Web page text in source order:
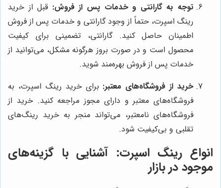
توجه به گارانتی و خدمات پس از فروش: قبل از خرید
رینگ اسپرت، حتماً از وجود گارانتی و خدمات پس از فروش
اطمینان حاصل کنید. گارانتی، تضمینی برای کیفیت
محصول است و در صورت بروز هرگونه مشکل، می‌توانید از
خدمات پس از فروش بهره‌مند شوید.
خرید از فروشگاه‌های معتبر: برای خرید رینگ اسپرت، به
فروشگاه‌های معتبر و دارای مجوز مراجعه کنید. خرید از
فروشگاه‌های نامعتبر، می‌تواند منجر به خرید رینگ‌های
تقلبی و بی‌کیفیت شود.
انواع رینگ اسپرت: آشنایی با گزینه‌های
موجود در بازار